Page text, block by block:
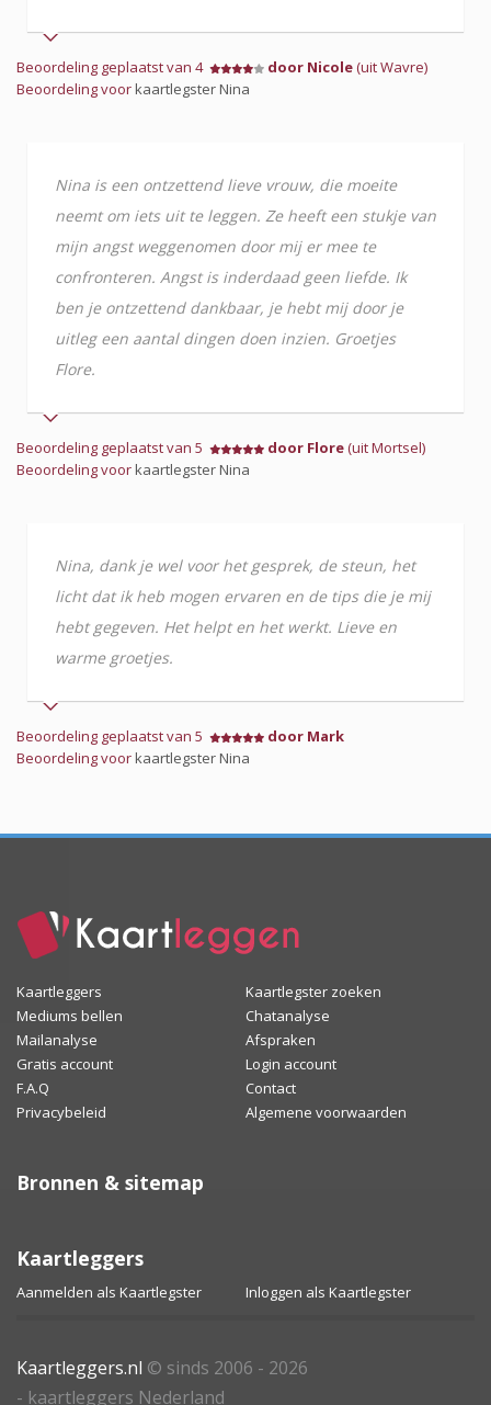
Beoordeling geplaatst van 4 door Nicole(uit Wavre)
Beoordeling voorkaartlegster Nina
Nina is een ontzettend lieve vrouw, die moeite
neemt om iets uit te leggen. Ze heeft een stukje van
mijn angst weggenomen door mij er mee te
confronteren. Angst is inderdaad geen liefde. Ik
ben je ontzettend dankbaar, je hebt mij door je
uitleg een aantal dingen doen inzien. Groetjes
Flore.
Beoordeling geplaatst van 5 door Flore(uit Mortsel)
Beoordeling voorkaartlegster Nina
Nina, dank je wel voor het gesprek, de steun, het
licht dat ik heb mogen ervaren en de tips die je mij
hebt gegeven. Het helpt en het werkt. Lieve en
warme groetjes.
Beoordeling geplaatst van 5
door Mark
Beoordeling voorkaartlegster Nina
Kaartleggers
Kaartlegster zoeken
Mediums bellen
Chatanalyse
Mailanalyse
Afspraken
Gratis account
Login account
F.A.Q
Contact
Privacybeleid
Algemene voorwaarden
Bronnen & sitemap
Kaartleggers
Aanmelden als Kaartlegster Inloggen als Kaartlegster
Kaartleggers.nl © sinds 2006 - 2026
- kaartleggers Nederland